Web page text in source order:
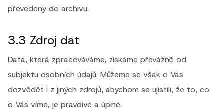
převedeny do archivu.
3.3 Zdroj dat
Data, která zpracováváme, získáme převážně od
subjektu osobních údajů. Můžeme se však o Vás
dozvědět i z jiných zdrojů, abychom se ujistili, že to, co
o Vás víme, je pravdivé a úplné.